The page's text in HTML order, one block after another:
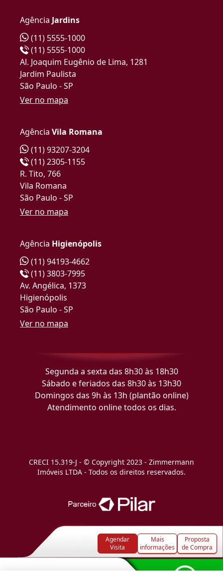
Agendar
Visita
Mais
informações
Proposta
de Compra
Agência Jardins
(11) 5555-1000
(11) 5555-1000
Al. Joaquim Eugênio de Lima, 1281
Jardim Paulista
São Paulo - SP
Ver no mapa
Agência Vila Romana
(11) 93207-3204
(11) 2305-1155
R. Tito, 766
Vila Romana
São Paulo - SP
Ver no mapa
Agência Higienópolis
(11) 94193-4662
(11) 3803-7995
Av. Angélica, 1373
Higienópolis
São Paulo - SP
Ver no mapa
Segunda a sexta das 8h30 às 18h30
Sábado e feriados das 8h30 às 13h30
Domingos das 9h às 13h (plantão online)
Atendimento online todos os dias.
CRECI 15.319-J - © Copyright 2023 - Zimmermann
Imóveis LTDA - Todos os direitos reservados.